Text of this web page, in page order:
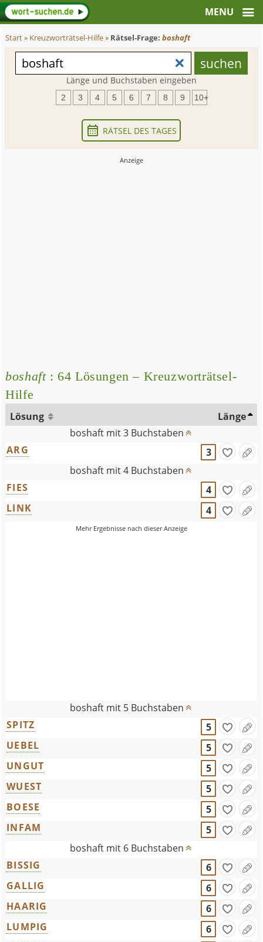
Start» Kreuzworträtsel-Hilfe» Rätsel-Frage:boshaft
Länge und Buchstaben eingeben
2 3 4 5 6 7 8 9 10+
RÄTSEL DES TAGES
boshaft: 64 Lösungen – Kreuzworträtsel-
Hilfe
Lösung
Länge
boshaft mit 3 Buchstaben
ARG
3
boshaft mit 4 Buchstaben
FIES
4
LINK
4
boshaft mit 5 Buchstaben
SPITZ
5
UEBEL
5
UNGUT
5
WUEST
5
BOESE
5
INFAM
5
boshaft mit 6 Buchstaben
BISSIG
6
GALLIG
6
HAARIG
6
LUMPIG
6